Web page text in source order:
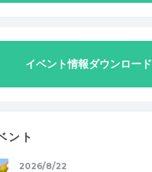
イベント情報ダウンロード
ント
2026/8/22